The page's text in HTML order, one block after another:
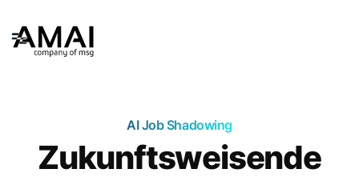
AI Job Shadowing
Zukunftsweisende